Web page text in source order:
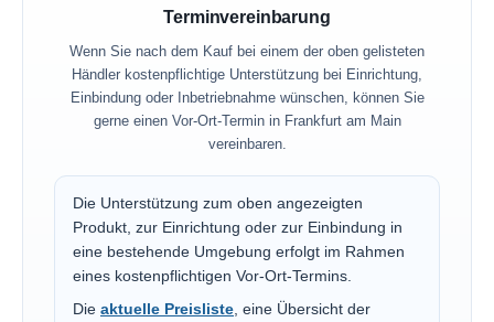
Terminvereinbarung
Wenn Sie nach dem Kauf bei einem der oben gelisteten
Händler kostenpflichtige Unterstützung bei Einrichtung,
Einbindung oder Inbetriebnahme wünschen, können Sie
gerne einen Vor-Ort-Termin in Frankfurt am Main
vereinbaren.
Die Unterstützung zum oben angezeigten
Produkt, zur Einrichtung oder zur Einbindung in
eine bestehende Umgebung erfolgt im Rahmen
eines kostenpflichtigen Vor-Ort-Termins.
Die aktuelle Preisliste, eine Übersicht der